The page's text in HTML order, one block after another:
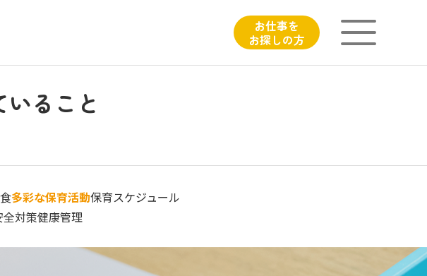
お仕事を
お探しの方
要
お探しの方 よくあるご質問
ること
多彩な保育活動保育スケジュール
全対策健康管理